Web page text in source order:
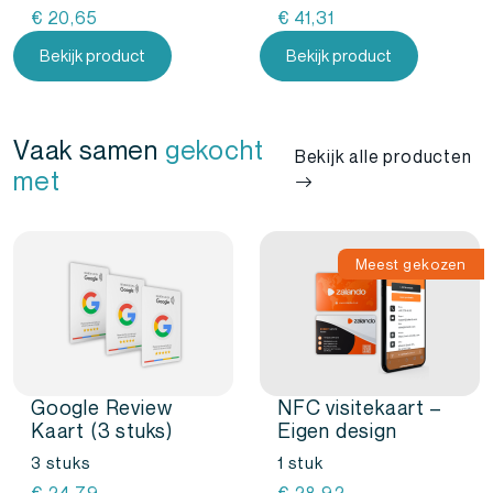
€ 20,65
Bekijk product
€ 41,31
Bekijk product
Vaak samen gekocht
met
Bekijk alle producten
Google Review
Kaart (3 stuks)
3 stuks
Meest gekozen
NFC visitekaart –
Eigen design
1 stuk